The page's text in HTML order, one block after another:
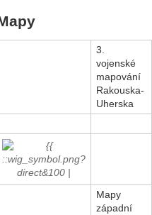
3.
vojenské
mapování
Rakouska-
Uherska
Mapy
západní